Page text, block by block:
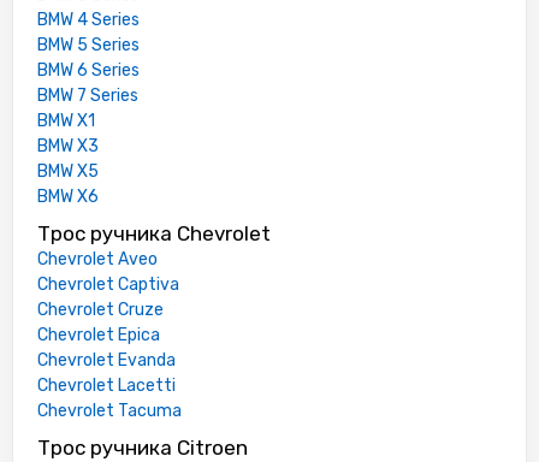
BMW 4 Series
BMW 5 Series
BMW 6 Series
BMW 7 Series
BMW X1
BMW X3
BMW X5
BMW X6
Трос ручника Chevrolet
Chevrolet Aveo
Chevrolet Captiva
Chevrolet Cruze
Chevrolet Epica
Chevrolet Evanda
Chevrolet Lacetti
Chevrolet Tacuma
Трос ручника Citroen